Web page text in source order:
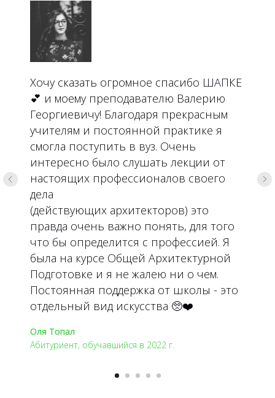
Хочу сказать огромное спасибо ШАПКЕ
💕 и моему преподавателю Валерию
Георгиевичу! Благодаря прекрасным
учителям и постоянной практике я
смогла поступить в вуз. Очень
интересно было слушать лекции от
настоящих профессионалов своего
дела
(действующих архитекторов) это
правда очень важно понять, для того
что бы определится с профессией. Я
была на курсе Общей Архитектурной
Подготовке и я не жалею ни о чем.
Постоянная поддержка от школы - это
отдельный вид искусства 🥺❤️
Оля Топал
Абитуриент, обучавшийся в 2022 г.